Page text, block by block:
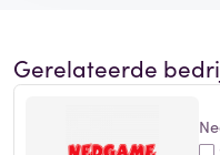
Gerelateerde